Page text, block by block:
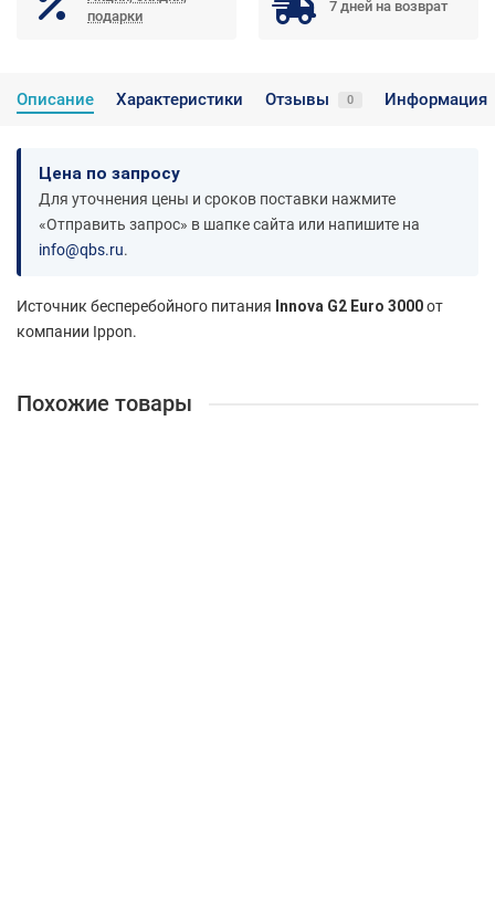
подарки
7 дней на возврат
Описание Характеристики Отзывы 0 Информация
Цена по запросу
Для уточнения цены и сроков поставки нажмите
«Отправить запрос» в шапке сайта или напишите на
info@qbs.ru.
Источник бесперебойного питания Innova G2 Euro 3000от
компании Ippon.
Похожие товары